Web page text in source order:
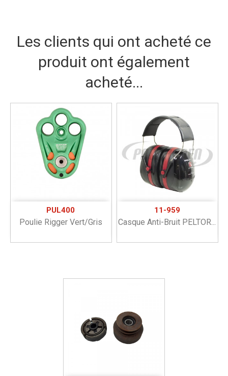
Les clients qui ont acheté ce
produit ont également
acheté...
PUL400
Poulie Rigger Vert/Gris
11-959
Casque Anti-Bruit PELTOR...